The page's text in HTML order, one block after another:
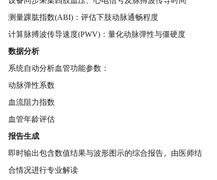
测量踝肱指数(ABI)：评估下肢动脉通畅程度
计算脉搏波传导速度(PWV)：量化动脉弹性与僵硬度
数据分析
系统自动分析血管功能参数：
动脉弹性系数
血流阻力指数
血管年龄评估
报告生成
即时输出包含数值结果与波形图示的综合报告，由医师结
合情况进行专业解读